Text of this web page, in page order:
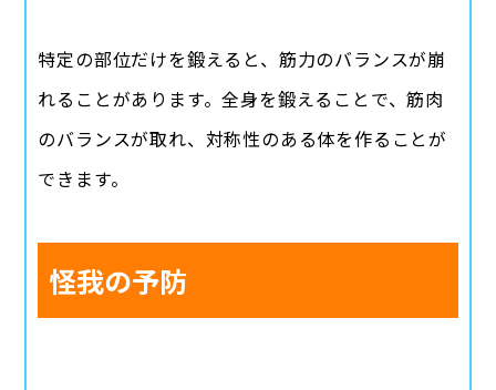
特定の部位だけを鍛えると、筋力のバランスが崩
れることがあります。全身を鍛えることで、筋肉
のバランスが取れ、対称性のある体を作ることが
できます。
怪我の予防